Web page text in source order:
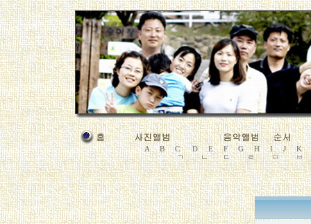
A B C D E F G H I J
K
ㄱ
ㄴ ㄷ ㄹ ㅁ ㅂ